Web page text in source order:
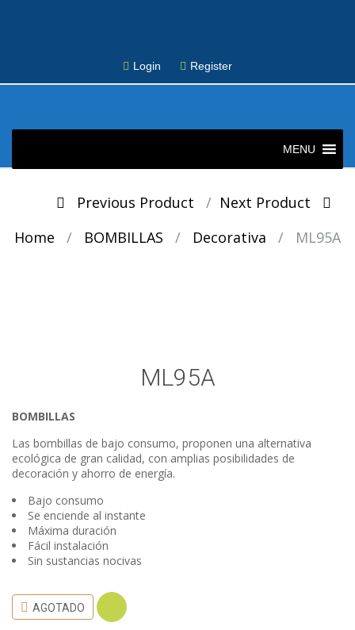
Login Register
Skip
MENU
PostPrevious Product
Next Product
Home
/ BOMBILLAS / Decorativa / ML95A
ML95A
BOMBILLAS
Las bombillas de bajo consumo, proponen una alternativa
ecológica de gran calidad, con amplias posibilidades de
decoración y ahorro de energía.
Bajo consumo
Se enciende al instante
Máxima duración
Fácil instalación
Sin sustancias nocivas
AGOTADO COMPARE